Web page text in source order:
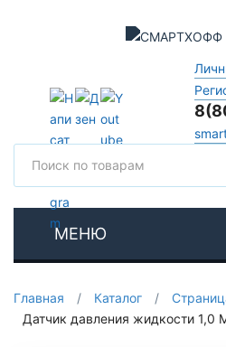
МЕНЮ
Главная / Каталог /
Датчик давления жидкости 1,0